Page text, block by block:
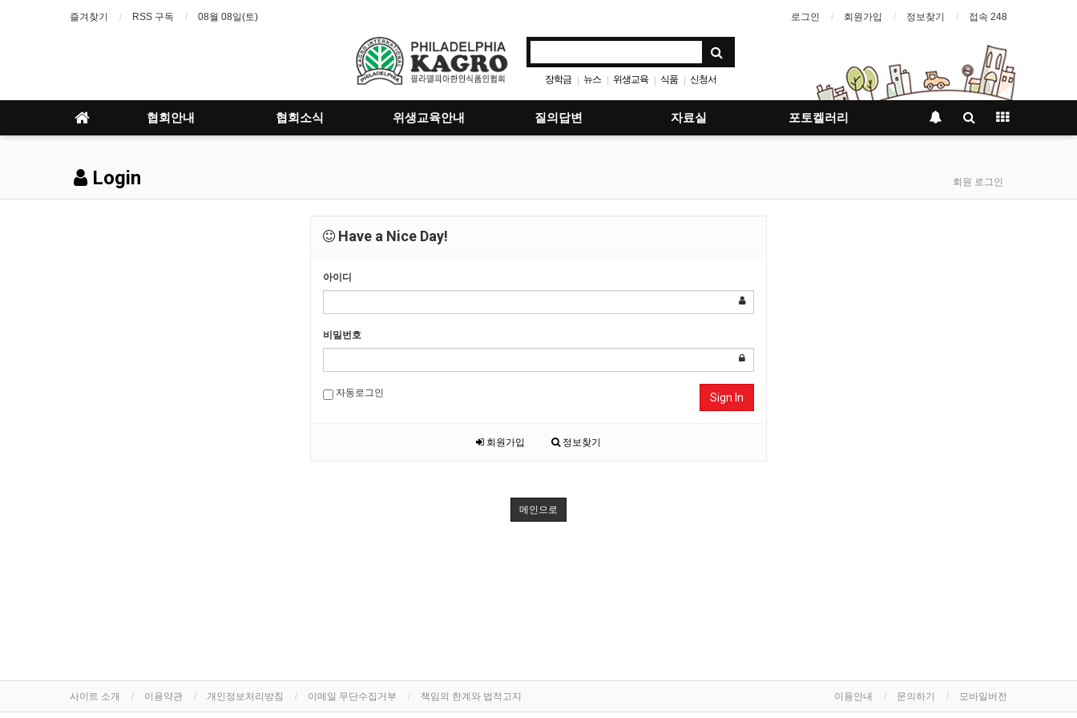
즐겨찾기 RSS 구독 08월 08일(토) 로그인 회원가입 정보찾기 접속 248
장학금 | 뉴스 | 위생교육 | 식품 | 신청서
협회안내 협회소식 위생교육안내 질의답변 자료실 포토켈러리
Login 회원 로그인
Have a Nice Day!
아이디
비밀번호
자동로그인 Sign In
회원가입 정보찾기
메인으로
사이트 소개 이용약관 개인정보처리방침 이메일 무단수집거부 책임의 한계와 법적고지 이용안내 문의하기 모바일버전